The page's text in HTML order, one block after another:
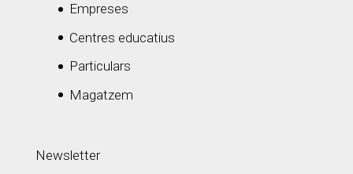
Empreses
Centres educatius
Particulars
Magatzem
Newsletter